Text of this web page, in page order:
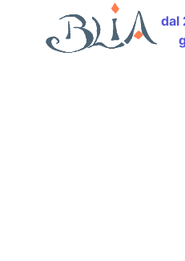
dal